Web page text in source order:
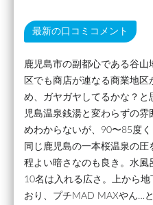
最新の口コミコメント
鹿児島市の副都心である谷
区でも商店が連なる商業地
め、ガヤガヤしてるかな？
児島温泉銭湯と変わらずの
めわからないが、90〜85度
同じ鹿児島の一本桜温泉の
程よい暗さなのも良き。水
10名は入れる広さ。上から
おり、プチMAD MAXやん…